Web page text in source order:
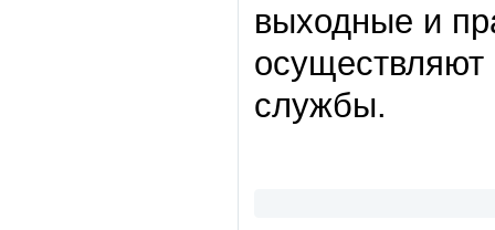
выходные и
осуществляют
службы.